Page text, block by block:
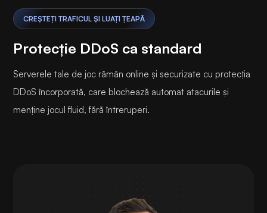
CREȘTEȚI TRAFICUL ȘI LUAȚI ȚEAPĂ
Protecție DDoS ca standard
Serverele tale de joc rămân online și securizate cu protecția
DDoS încorporată, care blochează automat atacurile și
menține jocul fluid, fără întreruperi.